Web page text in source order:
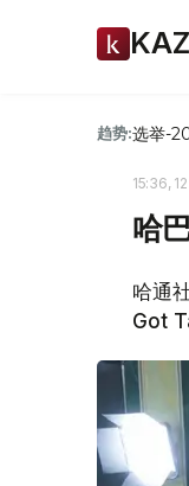
趋势:选举-
15:36,
哈
哈通
Got